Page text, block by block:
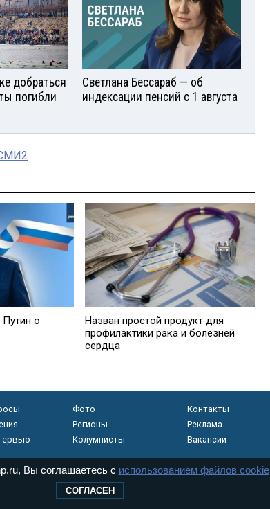
добраться
погибли
Светлана Бессараб — об
индексации пенсий с 1 августа
о
Назван простой продукт для
профилактики рака и болезней
сердца
Фото
Регионы
Колумнисты
Контакты
Реклама
Вакансии
Вы соглашаетесь с использованием файлов cookie
СОГЛАСЕН